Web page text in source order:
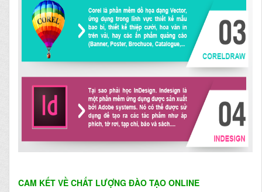
CAM KẾT VỀ CHẤT LƯỢNG ĐÀO TẠO ONLINE